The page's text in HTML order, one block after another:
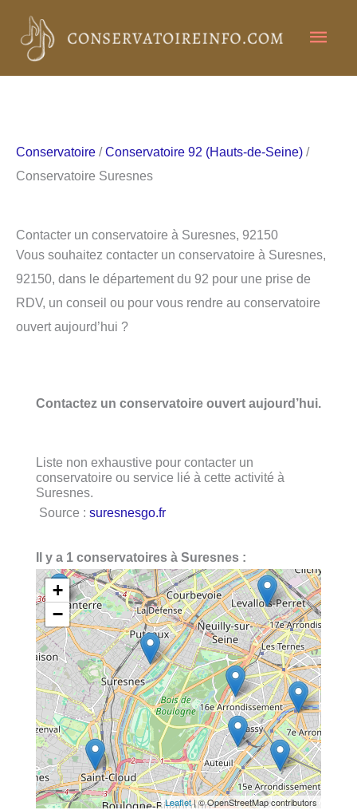
contenu
Conservatoire /Conservatoire 92 (Hauts-de-Seine) /
Conservatoire Suresnes
Contacter un conservatoire à Suresnes, 92150
Vous souhaitez contacter un conservatoire à Suresnes,
92150, dans le département du 92 pour une prise de
RDV, un conseil ou pour vous rendre au conservatoire
ouvert aujourd’hui ?
Contactez un conservatoire ouvert aujourd’hui.
Liste non exhaustive pour contacter un
conservatoire ou service lié à cette activité à
Suresnes.
Source : suresnesgo.fr
Il y a 1 conservatoires à Suresnes :
+
−
Leaflet| © OpenStreetMap contributors